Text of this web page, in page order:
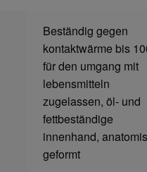
Beständig gegen
kontaktwärme bis
für den umgang mit
lebensmitteln
zugelassen, öl- und
fettbeständige
innenhand,
geformt